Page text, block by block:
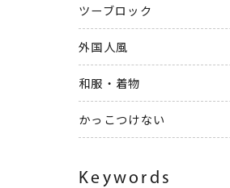
ツーブロック
外国人風
和服・着物
かっこつけない
Keywords